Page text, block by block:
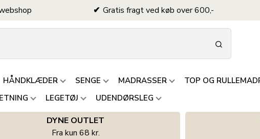
Gratis fragt ved køb over 600,-
HÅNDKLÆDER SENGE MADRASSER TOP OG
LEGETØJ UDENDØRSLEG
DYNE OUTLET
Fra kun 68 kr.